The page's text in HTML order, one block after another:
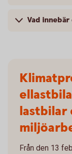
Vad
lastbilar
Från den 13